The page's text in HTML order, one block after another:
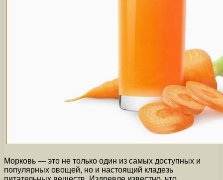
Морковь — это не только один из самых доступных и
популярных овощей, но и настоящий кладезь